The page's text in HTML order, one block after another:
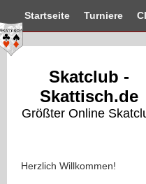
Startseite Turniere
Skatclub -
Skattisch.de
Größter Online
Herzlich Willkommen!